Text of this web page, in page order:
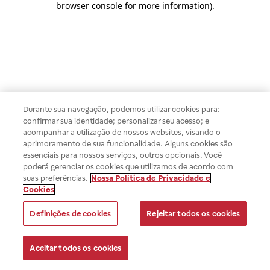
browser console for more information).
Durante sua navegação, podemos utilizar cookies para:
confirmar sua identidade; personalizar seu acesso; e
acompanhar a utilização de nossos websites, visando o
aprimoramento de sua funcionalidade. Alguns cookies são
essenciais para nossos serviços, outros opcionais. Você
poderá gerenciar os cookies que utilizamos de acordo com
suas preferências. Nossa Política de Privacidade e
Cookies
Definições de cookies Rejeitar todos os cookies
Aceitar todos os cookies